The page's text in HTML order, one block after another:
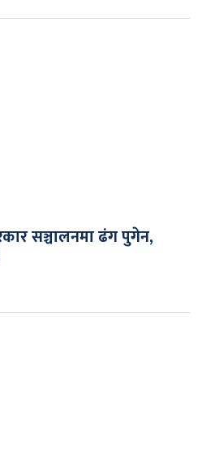
सञ्चालनमा ढंग पुगेन,